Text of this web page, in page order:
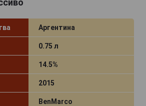
Аргентина
0.75 л
14.5%
2015
BenMarco